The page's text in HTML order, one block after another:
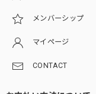
メンバーシップ
マイページ
CONTACT